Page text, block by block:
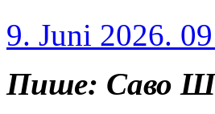
9. Juni 2026.
Пише: Саво